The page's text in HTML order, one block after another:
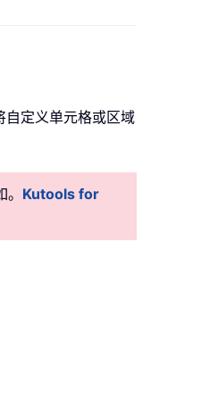
定义单元格或区域
Kutools for